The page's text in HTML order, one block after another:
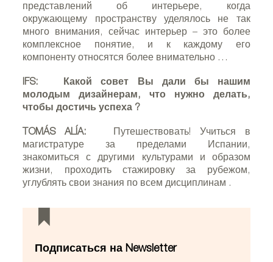
представлений об интерьере, когда
окружающему пространству уделялось не так
много внимания, сейчас интерьер – это более
комплексное понятие, и к каждому его
компоненту относятся более внимательно …
IFS:
Какой совет Вы дали бы нашим
молодым дизайнерам, что нужно делать,
чтобы достичь успеха ?
TOMÁS ALÍA:
Путешествовать! Учиться в
магистратуре за пределами Испании,
знакомиться с другими культурами и образом
жизни, проходить стажировку за рубежом,
углублять свои знания по всем дисциплинам .
Подписаться на Newsletter